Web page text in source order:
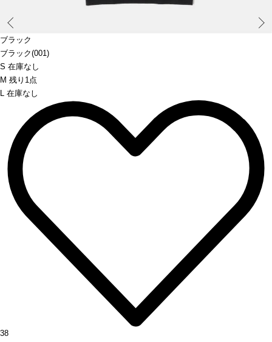
ブラック
ブラック(001)
S 在庫なし
M 残り1点
L 在庫なし
38